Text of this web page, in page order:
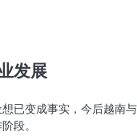
发展
已变成事实，今后越南与
段。